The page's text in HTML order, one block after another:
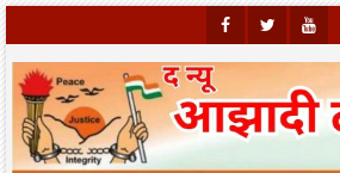
Faceb
Ook
Twitte
R
Youtu
Be